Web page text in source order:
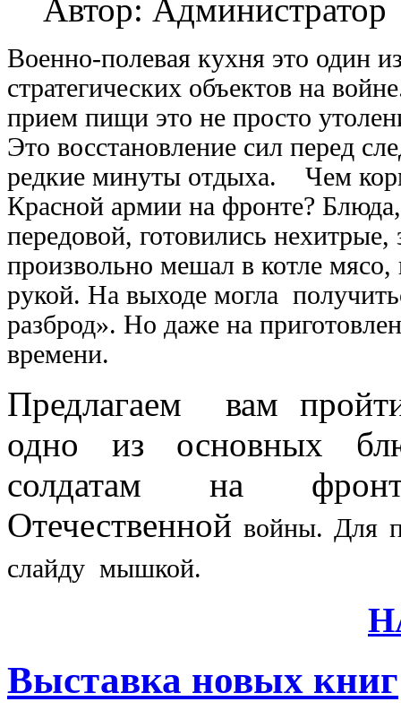
Автор: Администратор
Военно-полевая кухня это один
стратегических объектов на
прием пищи это не просто
Это восстановление сил перед
редкие минуты отдыха. Чем
Красной армии на фронте?
передовой, готовились нехитрые,
произвольно мешал в котле
рукой. На выходе могла
разброд». Но даже на
времени.
Предлагаем вам
одно из основных
солдатам на
Отечественной войны. Для
слайду мышкой.
Выставка новых книг